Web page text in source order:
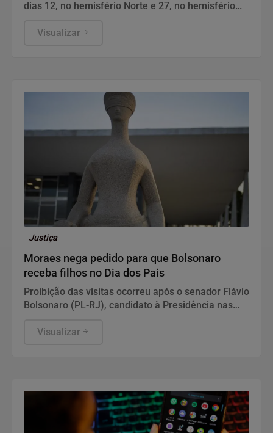
dias 12, no hemisfério Norte e 27, no hemisfério
Visualizar
Justiça
Moraes nega pedido para que Bolsonaro
receba filhos no Dia dos Pais
Proibição das visitas ocorreu após o senador Flávio
Bolsonaro (PL-RJ), candidato à Presidência nas
uma carta manuscrita assinada pelo pai.
Visualizar